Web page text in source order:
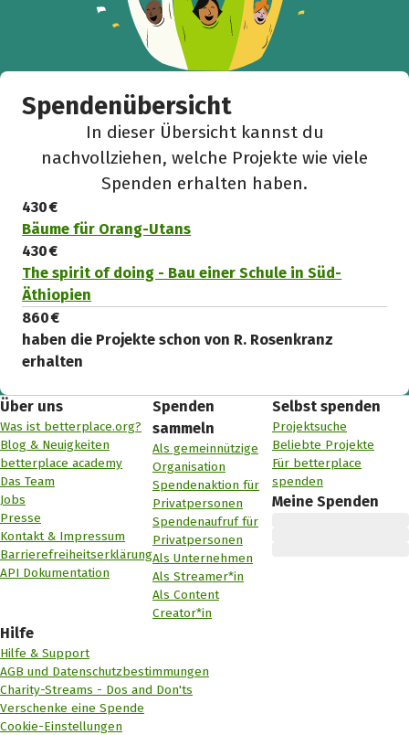
Spendenübersicht
In dieser Übersicht kannst du
nachvollziehen, welche Projekte wie viele
Spenden erhalten haben.
430 €
Bäume für Orang-Utans
430 €
The spirit of doing - Bau einer Schule in Süd-
Äthiopien
860 €
haben die Projekte schon von R. Rosenkranz
erhalten
Über uns
Was ist betterplace.org?
Blog & Neuigkeiten
betterplace academy
Das Team
Jobs
Presse
Kontakt & Impressum
Barrierefreiheitserklärung
API Dokumentation
Spenden
sammeln
Als gemeinnützige
Organisation
Spendenaktion für
Privatpersonen
Spendenaufruf für
Privatpersonen
Als Unternehmen
Als Streamer*in
Als Content
Creator*in
Selbst spenden
Projektsuche
Beliebte Projekte
Für betterplace
spenden
Meine Spenden
Hilfe
Hilfe & Support
AGB und Datenschutzbestimmungen
Charity-Streams - Dos and Don'ts
Verschenke eine Spende
Cookie-Einstellungen